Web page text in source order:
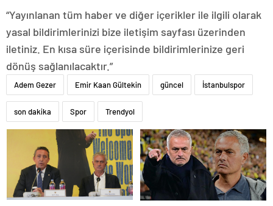
“Yayınlanan tüm haber ve diğer içerikler ile ilgili olarak
yasal bildirimlerinizi bize iletişim sayfası üzerinden
iletiniz. En kısa süre içerisinde bildirimlerinize geri
dönüş sağlanılacaktır.”
Adem Gezer Emir Kaan Gültekin güncel İstanbulspor
son dakika Spor Trendyol